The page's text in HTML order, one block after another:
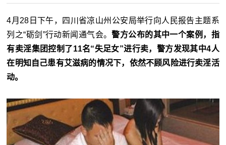
4月28日下午，四川省凉山州公安局举行向人民报告主题系
列之“砺剑”行动新闻通气会。警方公布的其中一个案例，指
有卖淫集团控制了11名“失足女”进行卖，警方发现其中4人
在明知自己患有艾滋病的情况下，依然不顾风险进行卖淫活
动。